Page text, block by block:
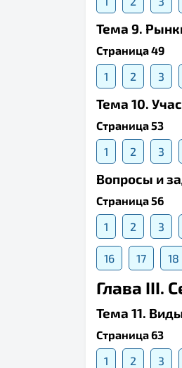
Тема 9.
Страница 49
1
2 3
Тема 10.
Страница 53
1
2 3
Вопросы и
Страница 56
1
2 3
16 17 18
Глава III.
Тема 11.
Страница 63
1
2 3